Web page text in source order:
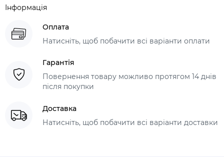
Інформація
Оплата
Натисніть, щоб побачити всі варіанти оплати
Гарантія
Повернення товару можливо протягом 14 днів
після покупки
Доставка
Натисніть, щоб побачити всі варіанти доставки